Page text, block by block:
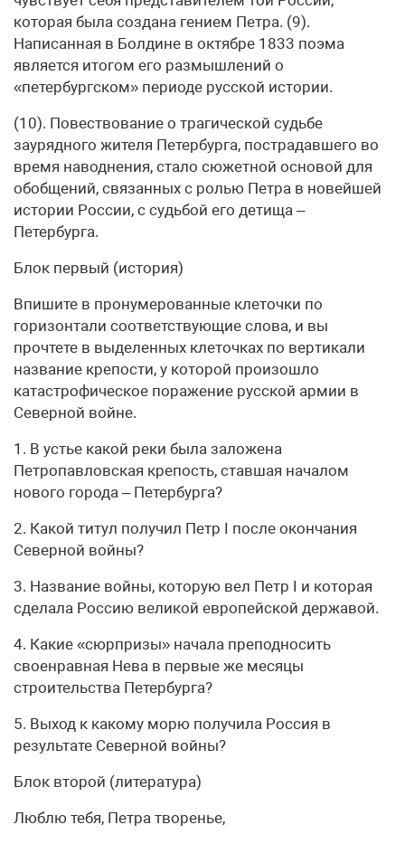
которая была создана гением Петра. (9).
Написанная в Болдине в октябре 1833 поэма
является итогом его размышлений о
«петербургском» периоде русской истории.
(10). Повествование о трагической судьбе
заурядного жителя Петербурга, пострадавшего во
время наводнения, стало сюжетной основой для
обобщений, связанных с ролью Петра в новейшей
истории России, с судьбой его детища –
Петербурга.
Блок первый (история)
Впишите в пронумерованные клеточки по
горизонтали соответствующие слова, и вы
прочтете в выделенных клеточках по вертикали
название крепости, у которой произошло
катастрофическое поражение русской армии в
Северной войне.
1. В устье какой реки была заложена
Петропавловская крепость, ставшая началом
нового города – Петербурга?
2. Какой титул получил Петр I после окончания
Северной войны?
3. Название войны, которую вел Петр I и которая
сделала Россию великой европейской державой.
4. Какие «сюрпризы» начала преподносить
своенравная Нева в первые же месяцы
строительства Петербурга?
5. Выход к какому морю получила Россия в
результате Северной войны?
Блок второй (литература)
Люблю тебя, Петра творенье,